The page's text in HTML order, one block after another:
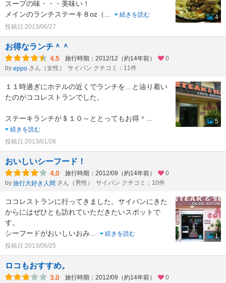
スープの味・・・美味い！
メインのランチステーキ８oz（...
続きを読む
投稿日:2013/06/27
4
お得なランチ＾＾
4.5 旅行時期：2012/12（約14年前）
0
by eppo さん（女性） サイパン クチコミ：11件
１１時過ぎにホテルの近くでランチを…と辿り着い
たのがココレストランでした。
ステーキランチが＄１０～ととってもお得＾ ...
続きを読む
投稿日:2013/01/28
5
おいしいシーフード！
4.0 旅行時期：2012/09（約14年前）
0
by 旅行大好き人間 さん（男性） サイパン クチコミ：10件
ココレストランに行ってきました。サイパンにきた
からにはぜひとも訪れていただきたいスポットで
す。
シーフードがおいしいおみ...
続きを読む
投稿日:2013/06/25
1
ロコもおすすめ。
3.0 旅行時期：2012/09（約14年前）
0